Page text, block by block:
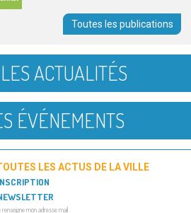
Toutes les publications
ACTUALITÉS
ÉVÉNEMENTS
LES ACTUS DE LA VILLE